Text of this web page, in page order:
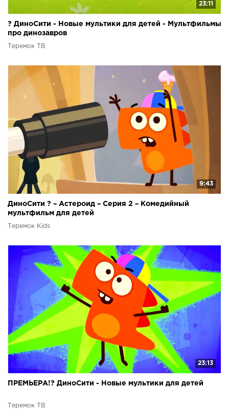
23:11
? ДиноСити - Новые мультики для детей - Мультфильмы
про динозавров
Теремок ТВ
9:43
ДиноСити ? – Астероид – Серия 2 – Комедийный
мультфильм для детей
Теремок Kids
23:13
ПРЕМЬЕРА!? ДиноСити - Новые мультики для детей
Теремок ТВ